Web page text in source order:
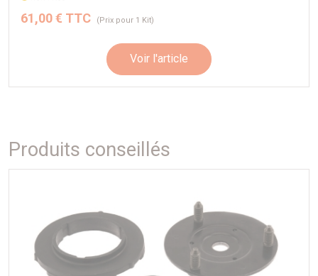
61,00 € TTC (Prix pour 1 Kit)
Voir l'article
Produits conseillés